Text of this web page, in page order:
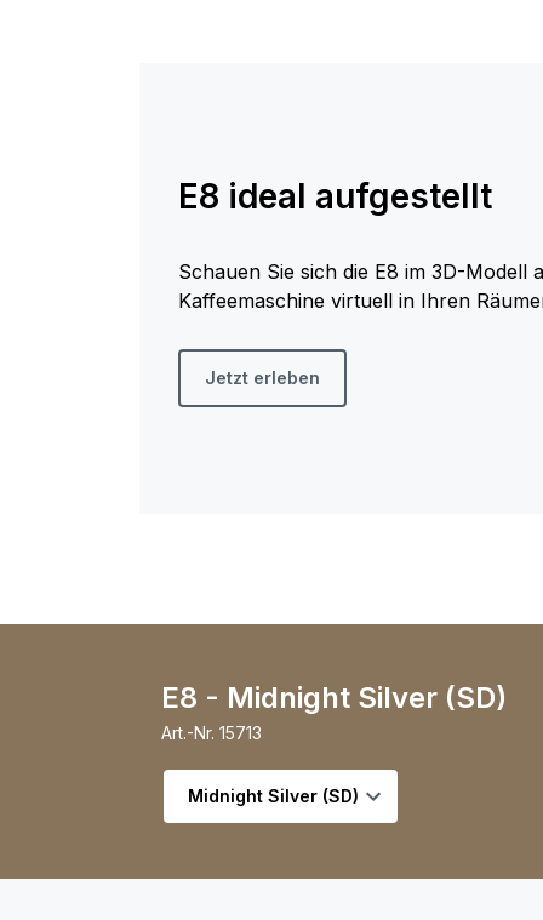
E8 ideal aufgestellt
Schauen Sie sich die E8 im 3D-Modell
Kaffeemaschine virtuell in Ihren
Jetzt erleben
Variante wählen
E8 - Midnight Silver (SD)
Art.-Nr. 15713